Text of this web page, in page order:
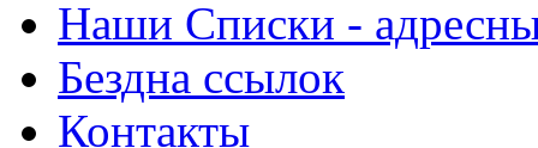
Наши Списки -
Бездна ссылок
Контакты